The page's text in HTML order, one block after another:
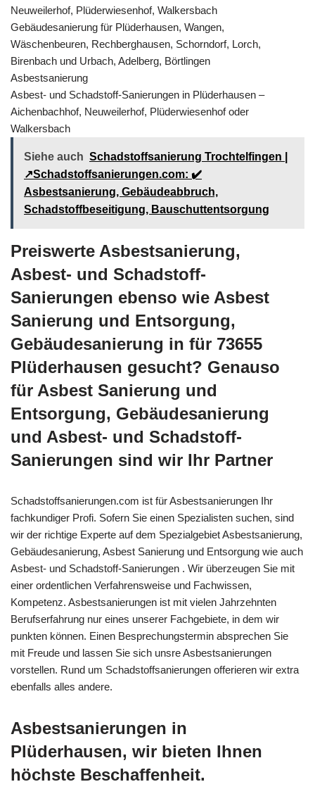
Neuweilerhof, Plüderwiesenhof, Walkersbach
Gebäudesanierung für Plüderhausen, Wangen,
Wäschenbeuren, Rechberghausen, Schorndorf, Lorch,
Birenbach und Urbach, Adelberg, Börtlingen
Asbestsanierung
Asbest- und Schadstoff-Sanierungen in Plüderhausen –
Aichenbachhof, Neuweilerhof, Plüderwiesenhof oder
Walkersbach
Siehe auch Schadstoffsanierung Trochtelfingen |
↗️Schadstoffsanierungen.com: ✔️
Asbestsanierung, Gebäudeabbruch,
Schadstoffbeseitigung, Bauschuttentsorgung
Preiswerte Asbestsanierung,
Asbest- und Schadstoff-
Sanierungen ebenso wie Asbest
Sanierung und Entsorgung,
Gebäudesanierung in für 73655
Plüderhausen gesucht? Genauso
für Asbest Sanierung und
Entsorgung, Gebäudesanierung
und Asbest- und Schadstoff-
Sanierungen sind wir Ihr Partner
Schadstoffsanierungen.com ist für Asbestsanierungen Ihr
fachkundiger Profi. Sofern Sie einen Spezialisten suchen, sind
wir der richtige Experte auf dem Spezialgebiet Asbestsanierung,
Gebäudesanierung, Asbest Sanierung und Entsorgung wie auch
Asbest- und Schadstoff-Sanierungen . Wir überzeugen Sie mit
einer ordentlichen Verfahrensweise und Fachwissen,
Kompetenz. Asbestsanierungen ist mit vielen Jahrzehnten
Berufserfahrung nur eines unserer Fachgebiete, in dem wir
punkten können. Einen Besprechungstermin absprechen Sie
mit Freude und lassen Sie sich unsre Asbestsanierungen
vorstellen. Rund um Schadstoffsanierungen offerieren wir extra
ebenfalls alles andere.
Asbestsanierungen in
Plüderhausen, wir bieten Ihnen
höchste Beschaffenheit.